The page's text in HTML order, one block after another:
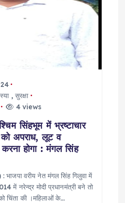
, सुरक्षा
4 views
सिंहभूम में भ्रष्टाचार
अपराध, लूट व
होगा : मंगल सिंह
: भाजपा वरीय नेत मंगल सिंह गिलुवा में
में नरेन्द्र मोदी प्रधानमंत्री बने तो
चिंता की ।महिलाओं के…